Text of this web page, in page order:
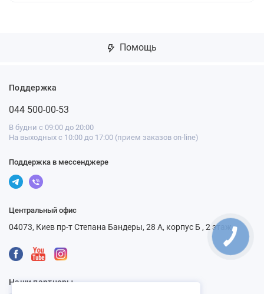
Помощь
Поддержка
044 500-00-53
В будни с 09:00 до 20:00
На выходных с 10:00 до 17:00 (прием заказов on-line)
Поддержка в мессенджере
Центральный офис
04073, Киев пр-т Степана Бандеры, 28 А, корпус Б , 2 этаж
Наши партнеры